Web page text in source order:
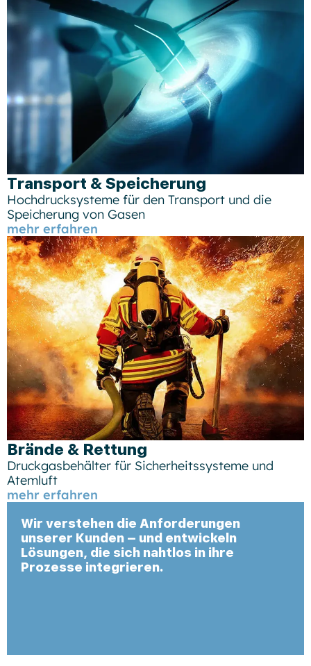
Transport & Speicherung
Hochdrucksysteme für den Transport und die
Speicherung von Gasen
mehr erfahren
Brände & Rettung
Druckgasbehälter für Sicherheitssysteme und
Atemluft
mehr erfahren
Wir verstehen die Anforderungen
unserer Kunden – und entwickeln
Lösungen, die sich nahtlos in ihre
Prozesse integrieren.